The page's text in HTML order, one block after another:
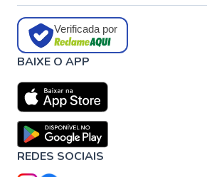
Verificada por
BAIXE O APP
REDES SOCIAIS